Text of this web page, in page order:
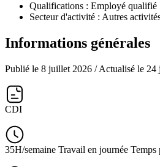
Qualifications : Employé qualifié
Secteur d'activité : Autres
Informations générales
Publié le 8 juillet 2026 / Actualisé le 24
CDI
35H/semaine Travail en journée Temps